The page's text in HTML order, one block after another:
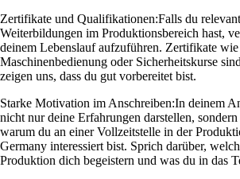
Zertifikate und Qualifikationen:Falls du
Weiterbildungen im Produktionsbereich hast,
deinem Lebenslauf aufzuführen. Zertifikate
Maschinenbedienung oder Sicherheitskurse
zeigen uns, dass du gut vorbereitet bist.
Starke Motivation im Anschreiben:In deinem
nicht nur deine Erfahrungen darstellen,
warum du an einer Vollzeitstelle in der
Germany interessiert bist. Sprich darüber,
Produktion dich begeistern und was du in das